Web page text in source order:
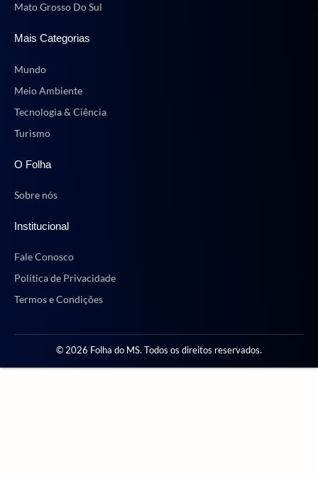
Mato Grosso Do Sul
Mais Categorias
Mundo
Meio Ambiente
Tecnologia & Ciência
Turismo
O Folha
Sobre nós
Institucional
Fale Conosco
Política de Privacidade
Termos e Condições
© 2026 Folha do MS. Todos os direitos reservados.